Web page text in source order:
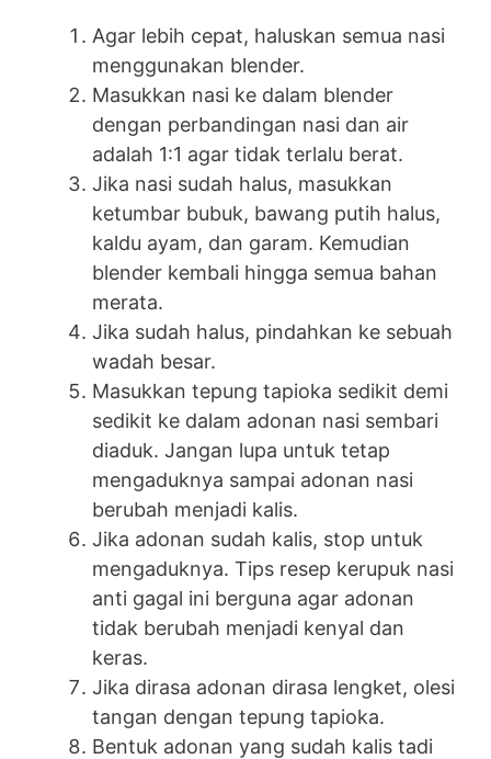
Agar lebih cepat, haluskan semua nasi
menggunakan blender.
Masukkan nasi ke dalam blender
dengan perbandingan nasi dan air
adalah 1:1 agar tidak terlalu berat.
Jika nasi sudah halus, masukkan
ketumbar bubuk, bawang putih halus,
kaldu ayam, dan garam. Kemudian
blender kembali hingga semua bahan
merata.
Jika sudah halus, pindahkan ke sebuah
wadah besar.
Masukkan tepung tapioka sedikit demi
sedikit ke dalam adonan nasi sembari
diaduk. Jangan lupa untuk tetap
mengaduknya sampai adonan nasi
berubah menjadi kalis.
Jika adonan sudah kalis, stop untuk
mengaduknya. Tips resep kerupuk nasi
anti gagal ini berguna agar adonan
tidak berubah menjadi kenyal dan
keras.
Jika dirasa adonan dirasa lengket, olesi
tangan dengan tepung tapioka.
Bentuk adonan yang sudah kalis tadi